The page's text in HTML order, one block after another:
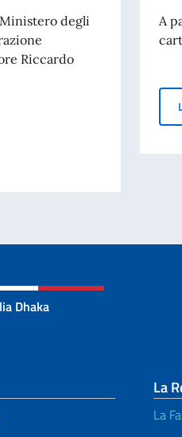
degli
Riccardo
bilaterali Italia-Bangladesh.
A
Dhaka
La
La